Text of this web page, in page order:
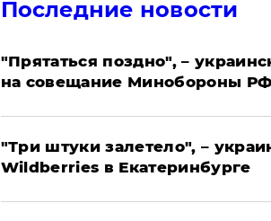
Последние новости
"Прятаться поздно", –
на совещание Минобороны
"Три штуки залетело", –
Wildberries в Екатеринбурге